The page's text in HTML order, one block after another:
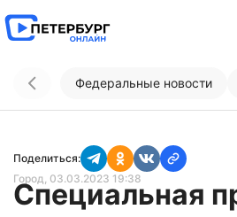
Федеральные новости
Поделиться:
Город, 03.03.2023 19:38
Специальная